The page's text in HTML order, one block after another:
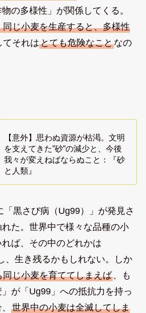
の多様性」が関係してくる。
じ小麦を生産すると、多様性
てそれはとても危険なことなの
【意外】思わぬ資源が枯渇。文明
を支えてきた”砂”の減少と、今後
我々が変えねばならぬこと：『砂
と人類』
「黒さび病（Ug99）」が発見さ
た。世界中で様々な品種の小
ば、その中のどれかは
、生き残るかもしれない。しか
じ小麦を育ててしまえば、も
が「Ug99」への抵抗力を持っ
世界中の小麦は全滅してしま